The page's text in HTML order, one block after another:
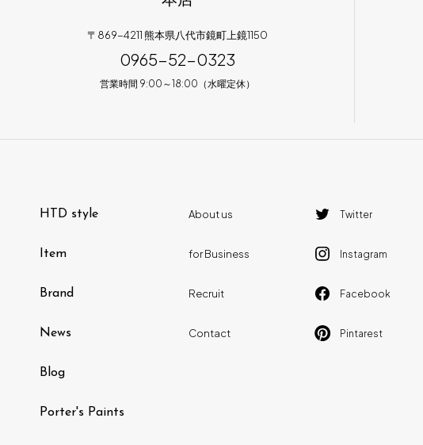
〒869-4211 熊本県八代市鏡町上鏡1150
0965-52-0323
営業時間 9:00～18:00（水曜定休）
HTD style
Item
Brand
News
Blog
Porter's Paints
About us
for Business
Recruit
Contact
Twitter
Instagram
Facebook
Pintarest